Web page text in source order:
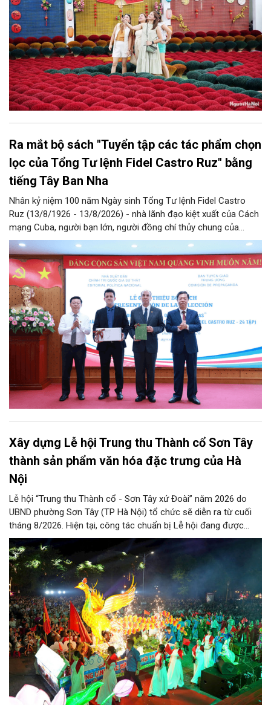
Ra mắt bộ sách "Tuyển tập các tác phẩm chọn
lọc của Tổng Tư lệnh Fidel Castro Ruz" bằng
tiếng Tây Ban Nha
Nhân kỷ niệm 100 năm Ngày sinh Tổng Tư lệnh Fidel Castro
Ruz (13/8/1926 - 13/8/2026) - nhà lãnh đạo kiệt xuất của Cách
mạng Cuba, người bạn lớn, người đồng chí thủy chung của
Đảng, Nhà nước và nhân dân Việt Nam, chiều 5/8, tại Hà Nội,
Nhà xuất bản Chính trị quốc gia Sự thật phối hợp với Ban Tuyên
giáo Trung ương tổ chức Lễ giới thiệu bộ sách “Tuyển tập các
tác phẩm chọn lọc của Tổng Tư lệnh Fidel Castro Ruz” gồm 24
tập bằng tiếng Tây Ban Nha.
Xây dựng Lễ hội Trung thu Thành cổ Sơn Tây
thành sản phẩm văn hóa đặc trưng của Hà
Nội
Lễ hội “Trung thu Thành cổ - Sơn Tây xứ Đoài” năm 2026 do
UBND phường Sơn Tây (TP Hà Nội) tổ chức sẽ diễn ra từ cuối
tháng 8/2026. Hiện tại, công tác chuẩn bị Lễ hội đang được
chính quyền phường Sơn Tây cùng các phòng, ban, ngành, đơn
vị và 25 tổ dân phố khẩn trương triển khai, tạo khí thế sôi nổi,
sẵn sàng mang đến cho Nhân dân và du khách một mùa Trung
thu quy mô, đặc sắc và giàu bản sắc văn hóa xứ Đoài.